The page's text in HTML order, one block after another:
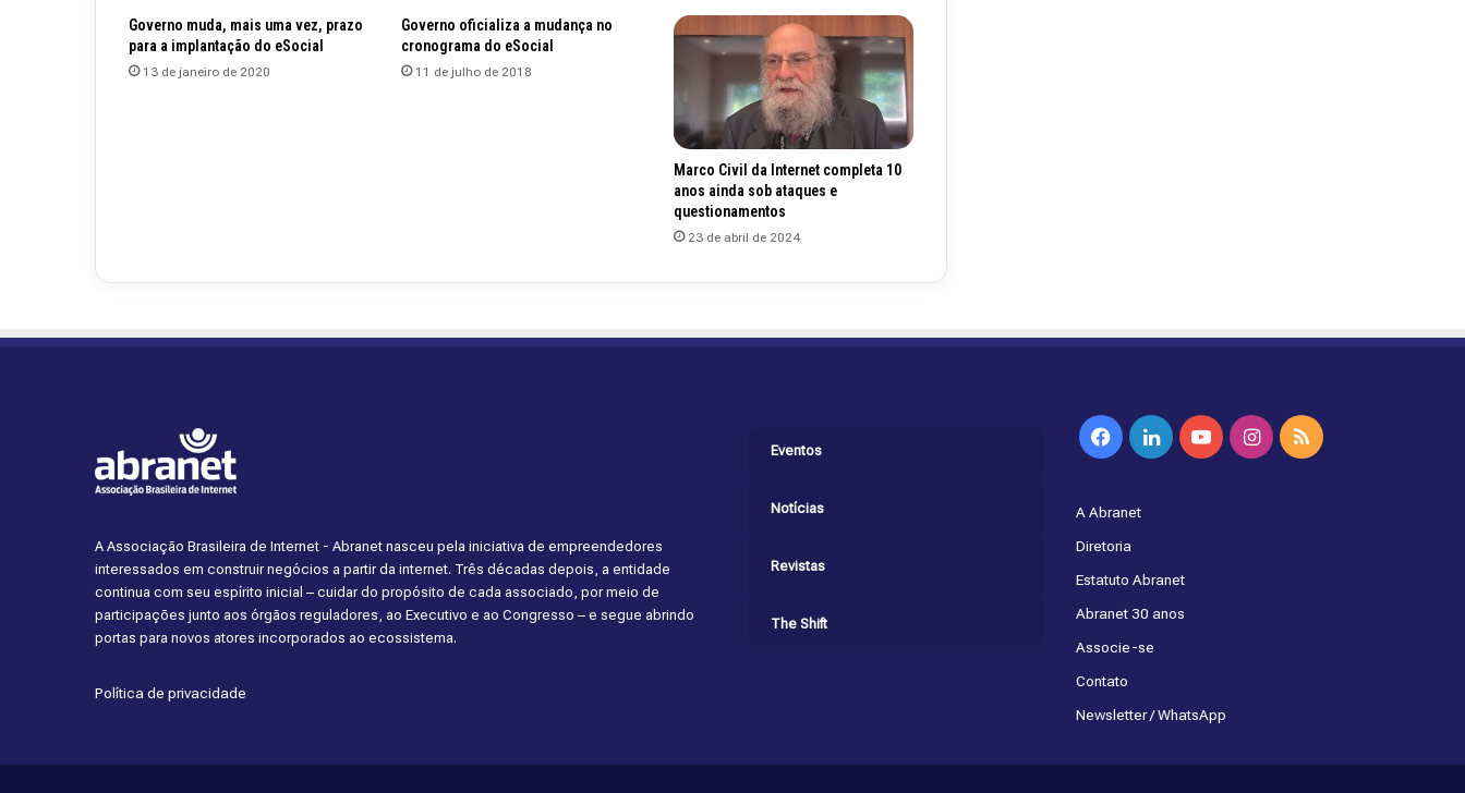
Governo muda, mais uma vez, prazo
para a implantação do eSocial
13 de janeiro de 2020
Governo oficializa a mudança no
cronograma do eSocial
11 de julho de 2018
Marco Civil da Internet completa 10
anos ainda sob ataques e
questionamentos
23 de abril de 2024
A Associação Brasileira de Internet - Abranet nasceu pela iniciativa de empreendedores
interessados em construir negócios a partir da internet. Três décadas depois, a entidade
continua com seu espírito inicial – cuidar do propósito de cada associado, por meio de
participações junto aos órgãos reguladores, ao Executivo e ao Congresso – e segue abrindo
portas para novos atores incorporados ao ecossistema.
Política de privacidade
Eventos
Notícias
Revistas
The Shift
FacebookLinkedinYouTubeInstagram
RSS
A Abranet
Diretoria
Estatuto Abranet
Abranet 30 anos
Associe-se
Contato
Newsletter / WhatsApp